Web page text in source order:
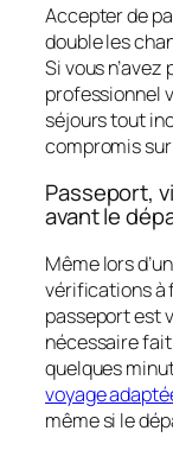
Accepter de
double les
Si vous
professionnel
séjours tout
compromis
Passeport,
avant le
Même lors
vérifications à
passeport est
nécessaire
quelques
voyage
même si le